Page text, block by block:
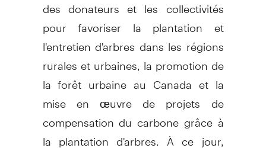
pour favoriser la plantation et
l'entretien d'arbres dans les régions
rurales et urbaines, la promotion de
la forêt urbaine au Canada et la
mise en œuvre de projets de
compensation du carbone grâce à
la plantation d'arbres. À ce jour,